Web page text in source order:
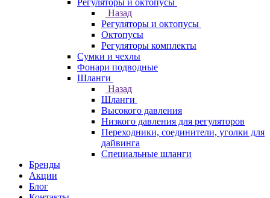
Регуляторы и октопусы
Назад
Регуляторы и октопусы
Октопусы
Регуляторы комплекты
Сумки и чехлы
Фонари подводные
Шланги
Назад
Шланги
Высокого давления
Низкого давления для регуляторов
Переходники, соединители, уголки для
дайвинга
Специальные шланги
Бренды
Акции
Блог